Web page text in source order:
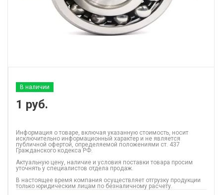
В наличии
1 руб.
Информация о товаре, включая указанную стоимость, носит
исключительно информационный характер и не является
публичной офертой, определяемой положениями ст. 437
Гражданского кодекса РФ.
Актуальную цену, наличие и условия поставки товара просим
уточнять у специалистов отдела продаж.
В настоящее время компания осуществляет отгрузку продукции
только юридическим лицам по безналичному расчету.